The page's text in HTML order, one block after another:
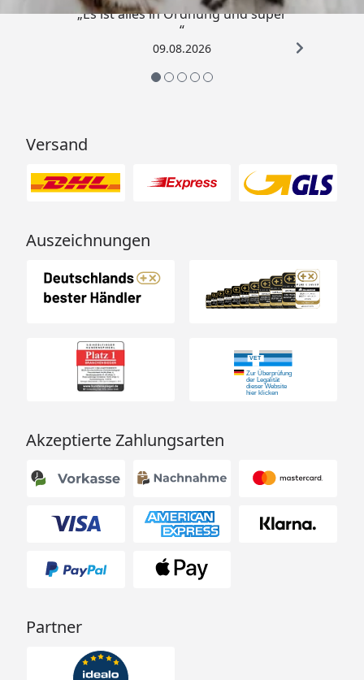
„Es ist alles in Ordnung und super
“
09.08.2026
Versand
Auszeichnungen
Akzeptierte Zahlungsarten
Partner